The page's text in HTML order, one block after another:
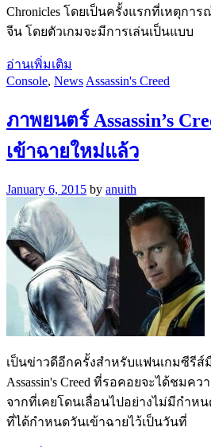
Chronicles โดยเป็นครั้งแรกที่เหตุกา
จีน โดยตัวเกมจะมีการเล่นเป็นแบบ
อ่านเพิ่มเติม
Console, News Assassin's Creed
ภาพยนตร์ Assassin’s
เข้าฉายใหม่แล้ว
January 6, 2015 by anuith
เป็นข่าวดีอีกครั้งสำหรับแฟนเกมซีรีส์
Assassin's Creed ที่รอคอยจะได้ชมค
จากที่เคยโดนเลื่อนไปอย่างไม่มีกำห
ที่ได้กำหนดวันเข้าฉายไว้เป็นวันที่